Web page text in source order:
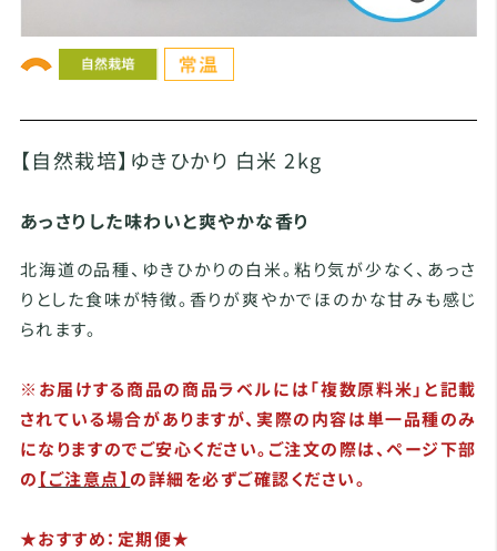
【自然栽培】ゆきひかり 白米 2kg
あっさりした味わいと爽やかな香り
北海道の品種、ゆきひかりの白米。粘り気が少なく、あっさ
りとした食味が特徴。香りが爽やかでほのかな甘みも感じ
られます。
※お届けする商品の商品ラベルには「複数原料米」と記載
されている場合がありますが、実際の内容は単一品種のみ
になりますのでご安心ください。ご注文の際は、ページ下部
の 【ご注意点】 の詳細を必ずご確認ください。
★おすすめ：定期便★